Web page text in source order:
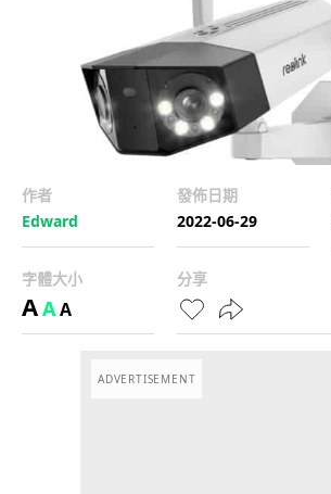
作者
Edward
發佈日期
2022-06-29
字體大小
AAA
分享
ADVERTISEMENT